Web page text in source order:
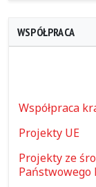
WSPÓŁPRACA
Współpraca
Projekty UE
Projekty ze
Państwowego